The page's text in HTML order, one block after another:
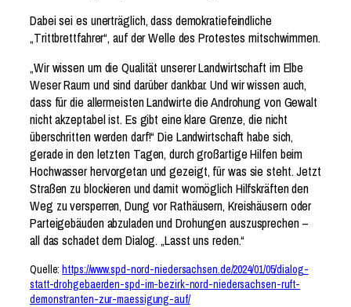
Dabei sei es unerträglich, dass demokratiefeindliche
„Trittbrettfahrer“, auf der Welle des Protestes mitschwimmen.
„Wir wissen um die Qualität unserer Landwirtschaft im Elbe
Weser Raum und sind darüber dankbar. Und wir wissen auch,
dass für die allermeisten Landwirte die Androhung von Gewalt
nicht akzeptabel ist. Es gibt eine klare Grenze, die nicht
überschritten werden darf!“ Die Landwirtschaft habe sich,
gerade in den letzten Tagen, durch großartige Hilfen beim
Hochwasser hervorgetan und gezeigt, für was sie steht. Jetzt
Straßen zu blockieren und damit womöglich Hilfskräften den
Weg zu versperren, Dung vor Rathäusern, Kreishäusern oder
Parteigebäuden abzuladen und Drohungen auszusprechen –
all das schadet dem Dialog. „Lasst uns reden.“
Quelle:https://www.spd-nord-niedersachsen.de/2024/01/05/dialog-
statt-drohgebaerden-spd-im-bezirk-nord-niedersachsen-ruft-
demonstranten-zur-maessigung-auf/